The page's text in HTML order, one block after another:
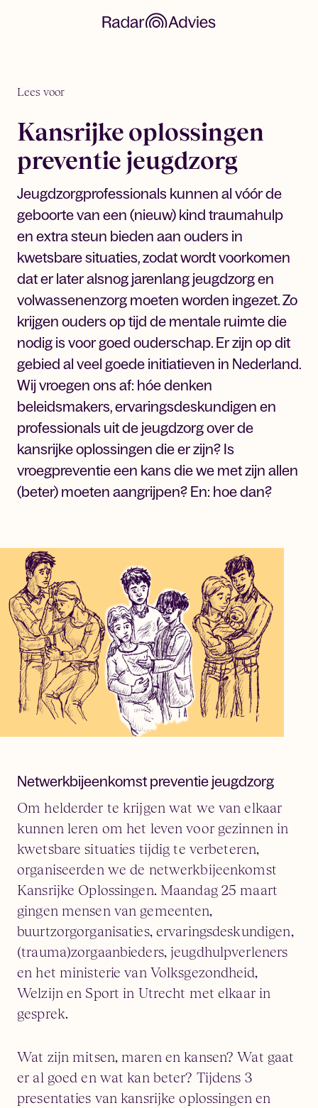
Lees voor
Kansrijke oplossingen
preventie jeugdzorg
Jeugdzorgprofessionals kunnen al vóór de
geboorte van een (nieuw) kind traumahulp
en extra steun bieden aan ouders in
kwetsbare situaties, zodat wordt voorkomen
dat er later alsnog jarenlang jeugdzorg en
volwassenenzorg moeten worden ingezet. Zo
krijgen ouders op tijd de mentale ruimte die
nodig is voor goed ouderschap. Er zijn op dit
gebied al veel goede initiatieven in Nederland.
Wij vroegen ons af: hóe denken
beleidsmakers, ervaringsdeskundigen en
professionals uit de jeugdzorg over de
kansrijke oplossingen die er zijn? Is
vroegpreventie een kans die we met zijn allen
(beter) moeten aangrijpen? En: hoe dan?
Netwerkbijeenkomst preventie jeugdzorg
Om helderder te krijgen wat we van elkaar
kunnen leren om het leven voor gezinnen in
kwetsbare situaties tijdig te verbeteren,
organiseerden we de netwerkbijeenkomst
Kansrijke Oplossingen. Maandag 25 maart
gingen mensen van gemeenten,
buurtzorgorganisaties, ervaringsdeskundigen,
(trauma)zorgaanbieders, jeugdhulpverleners
en het ministerie van Volksgezondheid,
Welzijn en Sport in Utrecht met elkaar in
gesprek.
Wat zijn mitsen, maren en kansen? Wat gaat
er al goed en wat kan beter? Tijdens 3
presentaties van kansrijke oplossingen en